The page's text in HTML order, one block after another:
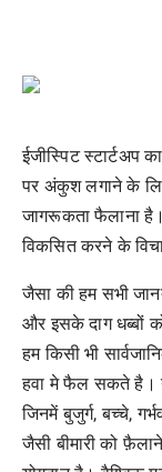
ईजीस्पिट स्टार्टअप
पर अंकुश लगाने के
जागरूकता फैलाना
विकसित करने के
जैसा की हम सभी
और इसके दाग धब्बों
हम किसी भी
हवा मे फैल सकते है।
जिनमें बुजुर्ग, बच्चे,
जैसी बीमारी को